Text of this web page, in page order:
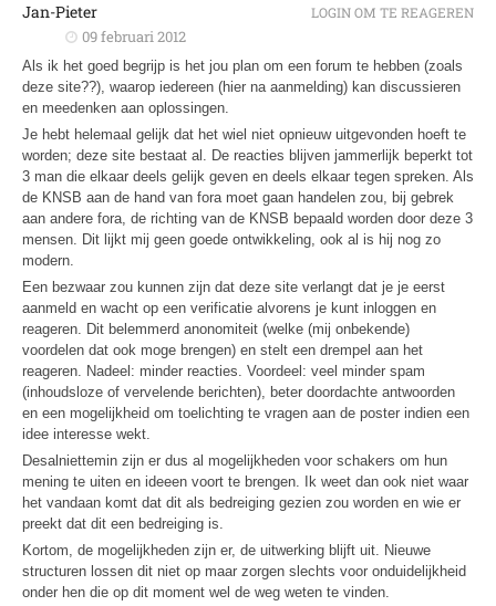
Jan-Pieter
09 februari 2012
Als ik het goed begrijp is het jou plan om een forum te hebben (zoals
deze site??), waarop iedereen (hier na aanmelding) kan discussieren
en meedenken aan oplossingen.
Je hebt helemaal gelijk dat het wiel niet opnieuw uitgevonden hoeft te
worden; deze site bestaat al. De reacties blijven jammerlijk beperkt tot
3 man die elkaar deels gelijk geven en deels elkaar tegen spreken. Als
de KNSB aan de hand van fora moet gaan handelen zou, bij gebrek
aan andere fora, de richting van de KNSB bepaald worden door deze 3
mensen. Dit lijkt mij geen goede ontwikkeling, ook al is hij nog zo
modern.
Een bezwaar zou kunnen zijn dat deze site verlangt dat je je eerst
aanmeld en wacht op een verificatie alvorens je kunt inloggen en
reageren. Dit belemmerd anonomiteit (welke (mij onbekende)
voordelen dat ook moge brengen) en stelt een drempel aan het
reageren. Nadeel: minder reacties. Voordeel: veel minder spam
(inhoudsloze of vervelende berichten), beter doordachte antwoorden
en een mogelijkheid om toelichting te vragen aan de poster indien een
idee interesse wekt.
Desalniettemin zijn er dus al mogelijkheden voor schakers om hun
mening te uiten en ideeen voort te brengen. Ik weet dan ook niet waar
het vandaan komt dat dit als bedreiging gezien zou worden en wie er
preekt dat dit een bedreiging is.
Kortom, de mogelijkheden zijn er, de uitwerking blijft uit. Nieuwe
structuren lossen dit niet op maar zorgen slechts voor onduidelijkheid
onder hen die op dit moment wel de weg weten te vinden.
LOGIN OM TE REAGEREN